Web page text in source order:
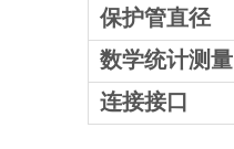
保护管直径
数学统计测量
连接接口